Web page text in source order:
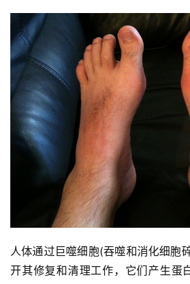
人体通过巨噬细胞(吞噬和消化细胞
开其修复和清理工作，它们产生蛋